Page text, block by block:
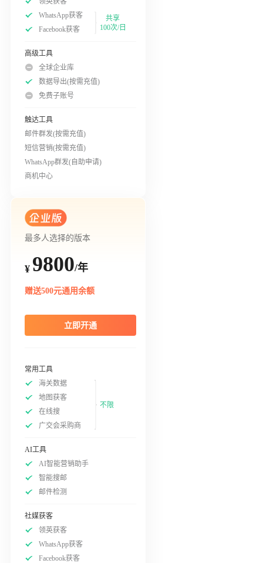
WhatsApp获客
Facebook获客
共享
100次/日
高级工具
全球企业库
数据导出(按需充值)
免费子账号
触达工具
邮件群发(按需充值)
短信营销(按需充值)
WhatsApp群发(自助申请)
商机中心
最多人选择的版本
¥ 9800/年
赠送500元通用余额
立即开通
常用工具
海关数据
地图获客
在线搜
广交会采购商
不限
AI工具
AI智能营销助手
智能搜邮
邮件检测
社媒获客
领英获客
WhatsApp获客
Facebook获客